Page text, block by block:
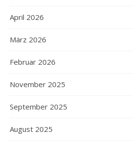
April 2026
März 2026
Februar 2026
November 2025
September 2025
August 2025